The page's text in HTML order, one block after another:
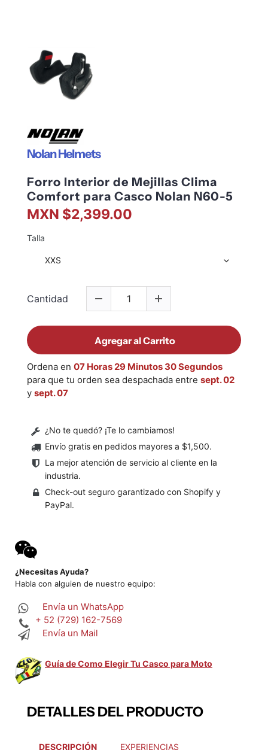
Nolan Helmets
Forro Interior de Mejillas Clima
Comfort para Casco Nolan N60-5
MXN $2,399.00
Talla
Cantidad
Agregar al Carrito
Ordena en 07 Horas 29 Minutos 29 Segundos
para que tu orden sea despachada entre sept. 02
y sept. 07
¿No te quedó? ¡Te lo cambiamos!
Envío gratis en pedidos mayores a $1,500.
La mejor atención de servicio al cliente en la
industria.
Check-out seguro garantizado con Shopify y
PayPal.
¿Necesitas Ayuda?
Habla con alguien de nuestro equipo:
Envía un WhatsApp
+ 52 (729) 162-7569
Envía un Mail
Guía de Como Elegir Tu Casco para Moto
DETALLES DEL PRODUCTO
DESCRIPCIÓN EXPERIENCIAS